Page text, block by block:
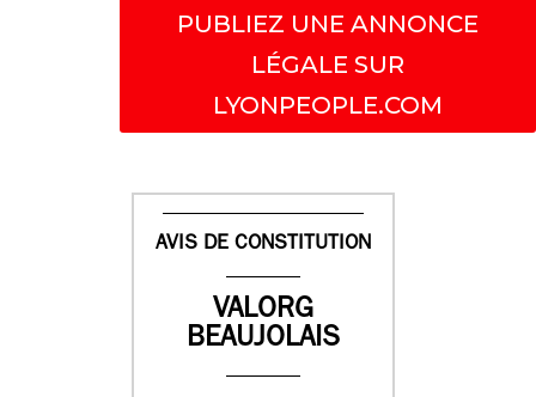
PUBLIEZ UNE ANNONCE
LÉGALE SUR
LYONPEOPLE.COM
AVIS DE CONSTITUTION
VALORG
BEAUJOLAIS